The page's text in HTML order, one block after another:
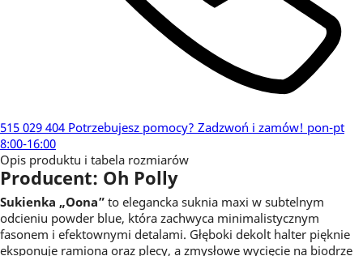
515 029 404 Potrzebujesz pomocy? Zadzwoń i zamów! pon-pt
8:00-16:00
Opis produktu i tabela rozmiarów
Producent: Oh Polly
Sukienka „Oona” to elegancka suknia maxi w subtelnym
odcieniu powder blue, która zachwyca minimalistycznym
fasonem i efektownymi detalami. Głęboki dekolt halter pięknie
eksponuje ramiona oraz plecy, a zmysłowe wycięcie na biodrze